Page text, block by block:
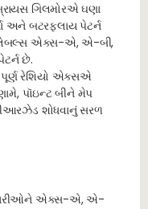
ગિલમોરએ ઘણા
અને બટરફ્લાય પેટર્ન
લેબલ્સ એક્સ-એ, એ-બી,
છે.
રેશિયો એક્સએ
પૉઇન્ટ બીને મેપ
શોધવાનું સરળ
એક્સ-એ, એ-